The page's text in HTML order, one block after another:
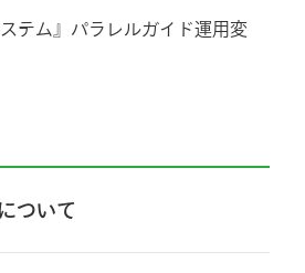
ステム』パラレルガイド運用変
ついて